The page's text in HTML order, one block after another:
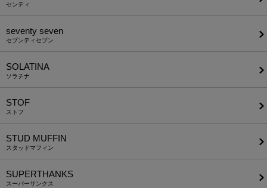
センティ
seventy seven
セブンティセブン
SOLATINA
ソラチナ
STOF
ストフ
STUD MUFFIN
スタッドマフィン
SUPERTHANKS
スーパーサンクス